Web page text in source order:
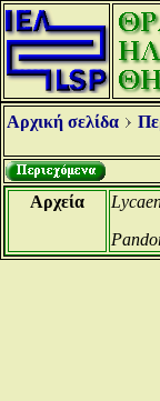
Αρχική σελίδα
Αρχεία